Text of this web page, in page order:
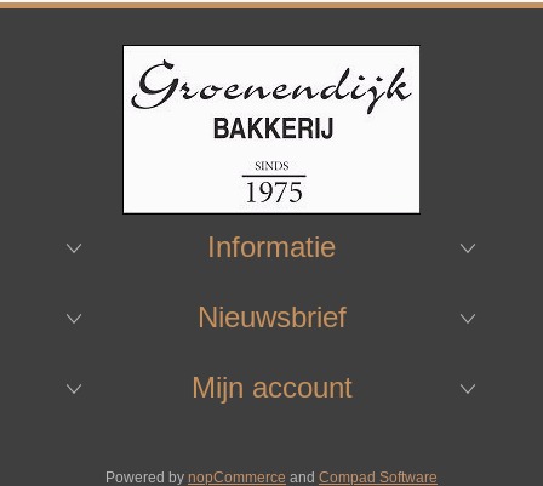
Informatie
Nieuwsbrief
Mijn account
Powered by nopCommerce and Compad Software